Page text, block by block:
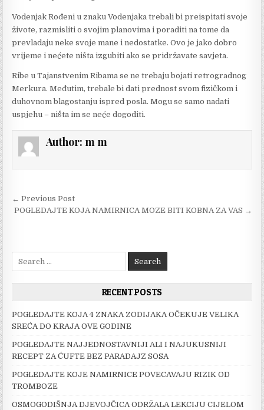
Vodenjak Rođeni u znaku Vodenjaka trebali bi preispitati svoje
živote, razmisliti o svojim planovima i poraditi na tome da
prevladaju neke svoje mane i nedostatke. Ovo je jako dobro
vrijeme i nećete ništa izgubiti ako se pridržavate savjeta.
Ribe u Tajanstvenim Ribama se ne trebaju bojati retrogradnog
Merkura. Međutim, trebale bi dati prednost svom fizičkom i
duhovnom blagostanju ispred posla. Mogu se samo nadati
uspjehu – ništa im se neće dogoditi.
Author: m m
Post
navigation
← Previous Post
POGLEDAJTE KOJA NAMIRNICA MOZE BITI KOBNA ZA VAS →
Search
for:
RECENT POSTS
POGLEDAJTE KOJA 4 ZNAKA ZODIJAKA OČEKUJE VELIKA
SREĆA DO KRAJA OVE GODINE
POGLEDAJTE NAJJEDNOSTAVNIJI ALI I NAJUKUSNIJI
RECEPT ZA ĆUFTE BEZ PARADAJZ SOSA
POGLEDAJTE KOJE NAMIRNICE POVECAVAJU RIZIK OD
TROMBOZE
OSMOGODIŠNJA DJEVOJČICA ODRŽALA LEKCIJU CIJELOM